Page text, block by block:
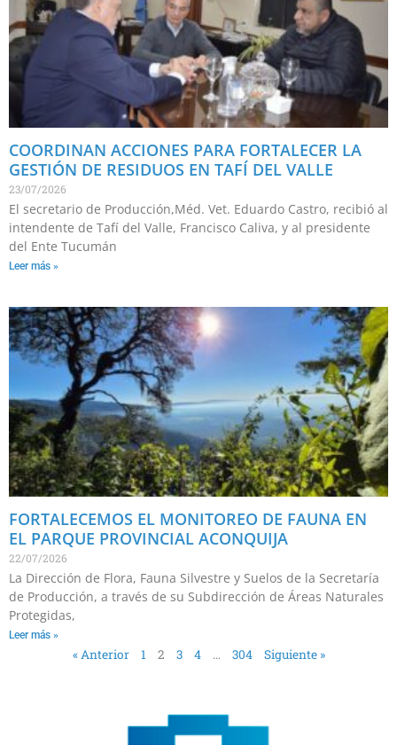
COORDINAN ACCIONES PARA FORTALECER LA
GESTIÓN DE RESIDUOS EN TAFÍ DEL VALLE
23/07/2026
El secretario de Producción,Méd. Vet. Eduardo Castro, recibió al
intendente de Tafí del Valle, Francisco Caliva, y al presidente
del Ente Tucumán
Leer más »
FORTALECEMOS EL MONITOREO DE FAUNA EN
EL PARQUE PROVINCIAL ACONQUIJA
22/07/2026
La Dirección de Flora, Fauna Silvestre y Suelos de la Secretaría
de Producción, a través de su Subdirección de Áreas Naturales
Protegidas,
Leer más »
« Anterior 1 2 3 4 … 304 Siguiente »